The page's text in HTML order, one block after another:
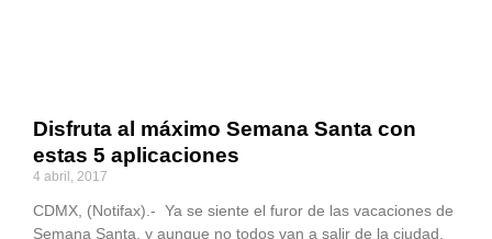
Disfruta al máximo Semana Santa con
estas 5 aplicaciones
4 abril, 2017
CDMX, (Notifax).- Ya se siente el furor de las vacaciones de
Semana Santa, y aunque no todos van a salir de la ciudad,